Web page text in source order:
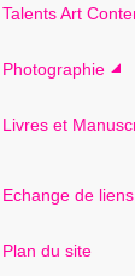
Talents Art
Photographie
Livres et
Echange de liens
Plan du site